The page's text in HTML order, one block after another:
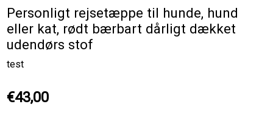
Personligt rejsetæppe til hunde, hund
eller kat, rødt bærbart dårligt dækket
udendørs stof
test
€43,00